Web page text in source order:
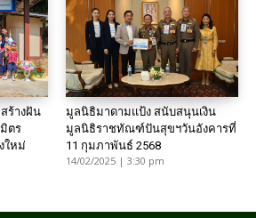
ร้างฝัน
ตร
ใหม่
มูลนิธิมาดามแป้ง สนับสนุนเงิน
มูลนิธิราชทัณฑ์ปันสุขฯวันอังคารที่
11 กุมภาพันธ์ 2568
14/02/2025 | 3:30 pm